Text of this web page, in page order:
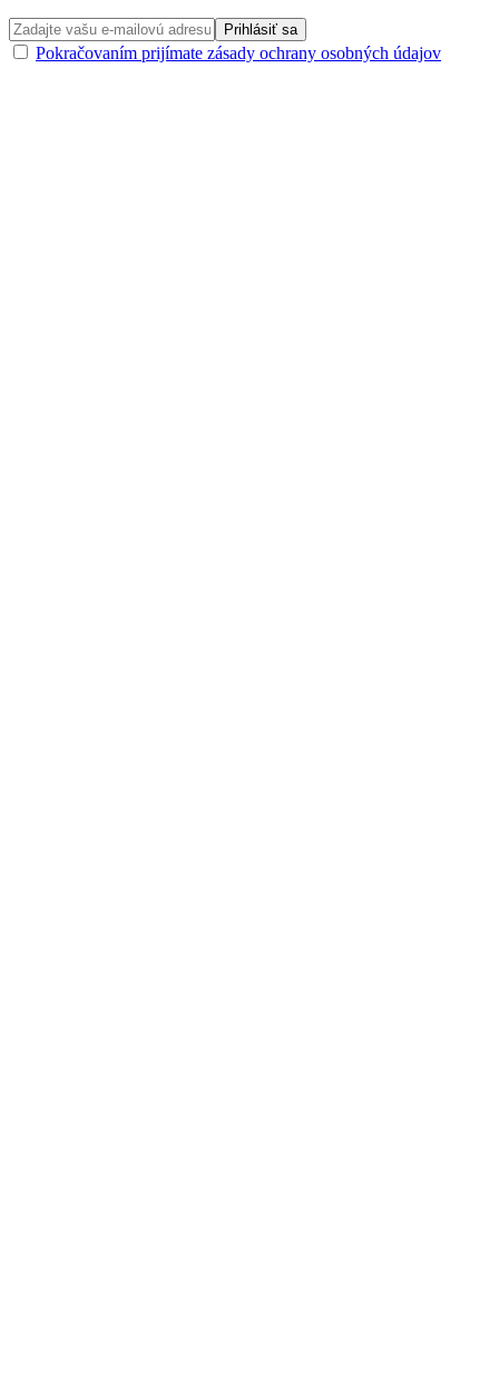
Pokračovaním prijímate zásady ochrany osobných údajov